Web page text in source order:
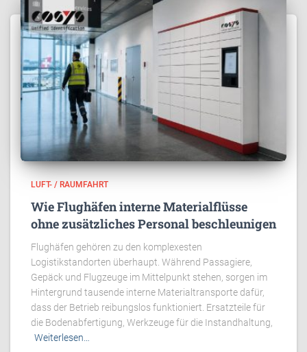
LUFT- / RAUMFAHRT
Wie Flughäfen interne Materialflüsse
ohne zusätzliches Personal beschleunigen
Flughäfen gehören zu den komplexesten
Logistikstandorten überhaupt. Während Passagiere,
Gepäck und Flugzeuge im Mittelpunkt stehen, sorgen im
Hintergrund tausende interne Materialtransporte dafür,
dass der Betrieb reibungslos funktioniert. Ersatzteile für
die Bodenabfertigung, Werkzeuge für die Instandhaltung,
Weiterlesen…